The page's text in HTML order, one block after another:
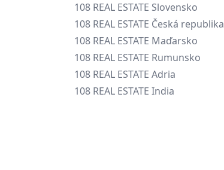
108 REAL ESTATE Slovensko
108 REAL ESTATE Česká republika
108 REAL ESTATE Maďarsko
108 REAL ESTATE Rumunsko
108 REAL ESTATE Adria
108 REAL ESTATE India